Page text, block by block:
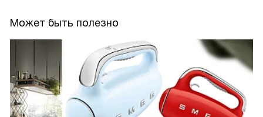
Может быть полезно